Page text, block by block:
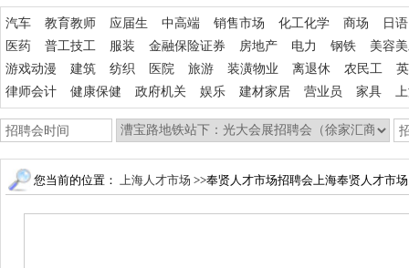
汽车 教育教师 应届生 中高端 销售市场 化工化学 商场
日
医药
普工技工 服装 金融保险证券 房地产 电力 钢铁
美容
游戏动漫
建筑 纺织 医院 旅游 装潢物业 离退休 农民工
律师会计
健康保健 政府机关 娱乐 建材家居 营业员 家具
您当前的位置： 上海人才市场 >>奉贤人才市场招聘会上海奉贤人才市